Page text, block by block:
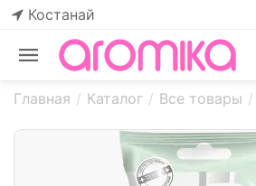
Костанай
Главная / Каталог / Все товары /